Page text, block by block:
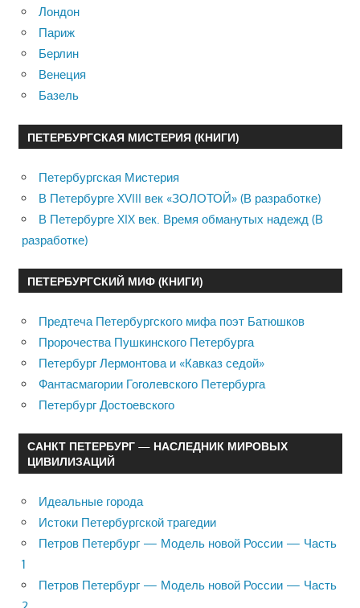
Лондон
Париж
Берлин
Венеция
Базель
ПЕТЕРБУРГСКАЯ МИСТЕРИЯ (КНИГИ)
Петербургская Мистерия
В Петербурге XVIII век «ЗОЛОТОЙ» (В разработке)
В Петербурге XIX век. Время обманутых надежд (В
разработке)
ПЕТЕРБУРГСКИЙ МИФ (КНИГИ)
Предтеча Петербургского мифа поэт Батюшков
Пророчества Пушкинского Петербурга
Петербург Лермонтова и «Кавказ седой»
Фантасмагории Гоголевского Петербурга
Петербург Достоевского
САНКТ ПЕТЕРБУРГ — НАСЛЕДНИК МИРОВЫХ
ЦИВИЛИЗАЦИЙ
Идеальные города
Истоки Петербургской трагедии
Петров Петербург — Модель новой России — Часть
1
Петров Петербург — Модель новой России — Часть